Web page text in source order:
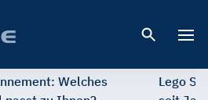
Welches
Lego